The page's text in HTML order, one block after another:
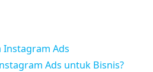
Instagram Ads
Ads untuk Bisnis?